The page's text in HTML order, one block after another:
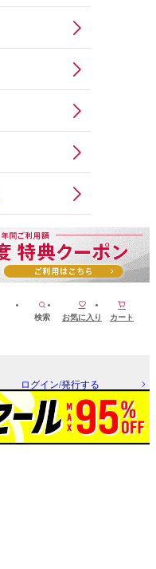
検索 お気に入り カート
ログイン/発行する